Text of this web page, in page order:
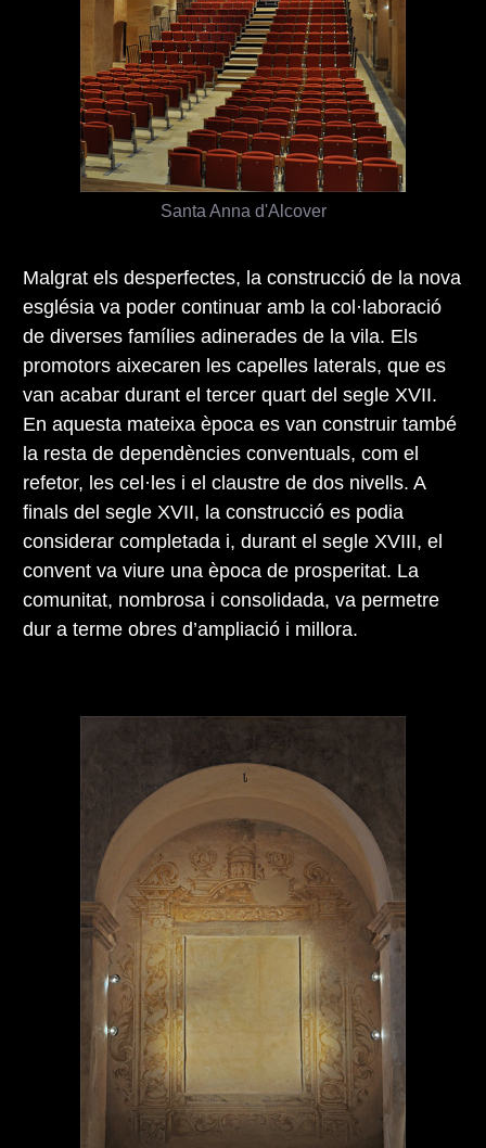
Malgrat els desperfectes, la construcció de la nova
església va poder continuar amb la col·laboració
de diverses famílies adinerades de la vila. Els
promotors aixecaren les capelles laterals, que es
van acabar durant el tercer quart del segle XVII.
En aquesta mateixa època es van construir també
la resta de dependències conventuals, com el
refetor, les cel·les i el claustre de dos nivells. A
finals del segle XVII, la construcció es podia
considerar completada i, durant el segle XVIII, el
convent va viure una època de prosperitat. La
comunitat, nombrosa i consolidada, va permetre
dur a terme obres d’ampliació i millora.
Santa Anna d'Alcover